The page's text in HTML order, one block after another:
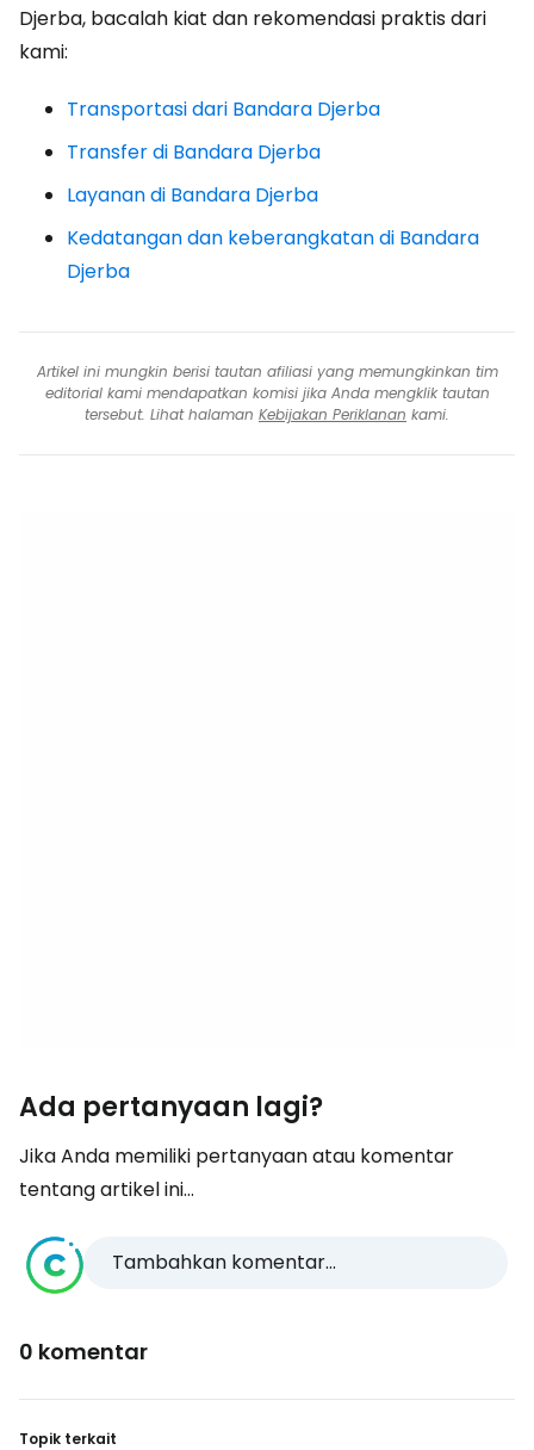
Djerba, bacalah kiat dan rekomendasi praktis dari
kami:
Transportasi dari Bandara Djerba
Transfer di Bandara Djerba
Layanan di Bandara Djerba
Kedatangan dan keberangkatan di Bandara
Djerba
Artikel ini mungkin berisi tautan afiliasi yang memungkinkan tim
editorial kami mendapatkan komisi jika Anda mengklik tautan
tersebut. Lihat halaman Kebijakan Periklanan kami.
Ada pertanyaan lagi?
Jika Anda memiliki pertanyaan atau komentar
tentang artikel ini...
Tambahkan komentar...
0 komentar
Topik terkait